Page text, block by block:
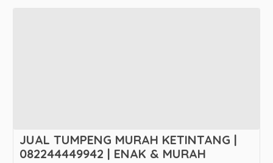
JUAL TUMPENG MURAH KETINTANG |
082244449942 | ENAK & MURAH